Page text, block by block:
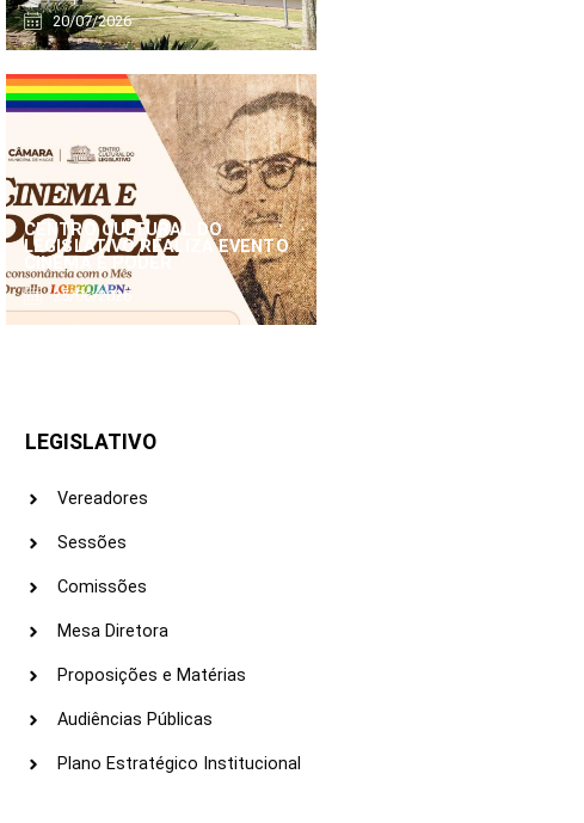
20/07/2026
CENTRO CULTURAL DO
LEGISLATIVO REALIZA EVENTO
CINEMA E PODER
25/06/2026
LEGISLATIVO
Vereadores
Sessões
Comissões
Mesa Diretora
Proposições e Matérias
Audiências Públicas
Plano Estratégico Institucional